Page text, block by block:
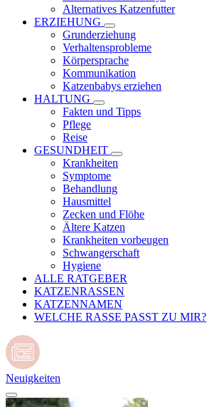
Alternatives Katzenfutter
ERZIEHUNG
Grunderziehung
Verhaltensprobleme
Körpersprache
Kommunikation
Katzenbabys erziehen
HALTUNG
Fakten und Tipps
Pflege
Reise
GESUNDHEIT
Krankheiten
Symptome
Behandlung
Hausmittel
Zecken und Flöhe
Ältere Katzen
Krankheiten vorbeugen
Schwangerschaft
Hygiene
ALLE RATGEBER
KATZENRASSEN
KATZENNAMEN
WELCHE RASSE PASST ZU MIR?
Neuigkeiten